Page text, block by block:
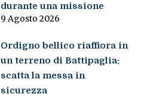
durante una missione
9 Agosto 2026
Ordigno bellico riaffiora in
un terreno di Battipaglia:
scatta la messa in
sicurezza